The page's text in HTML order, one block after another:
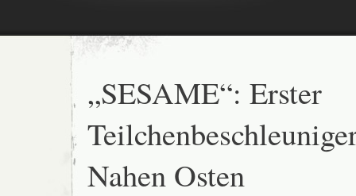
„SESAME“: Erster
Nahen Osten